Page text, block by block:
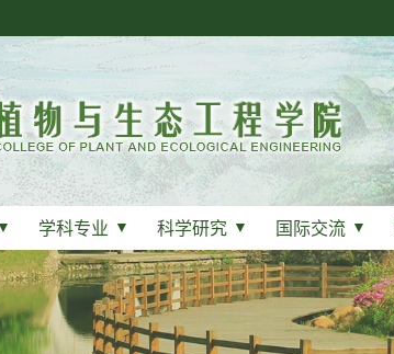
▼ 学科专业 ▼ 科学研究 ▼ 国际交流 ▼